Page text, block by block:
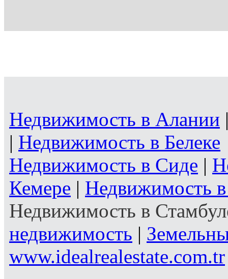
Недвижимость в Алании
| Недвижимость в Белеке
Недвижимость в Сиде |
Кемере | Недвижимость
Недвижимость в
недвижимость |
www.idealrealestate.com.tr